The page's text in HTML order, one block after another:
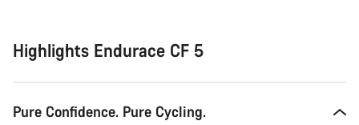
Highlights Endurace CF 5
Pure Confidence. Pure Cycling.